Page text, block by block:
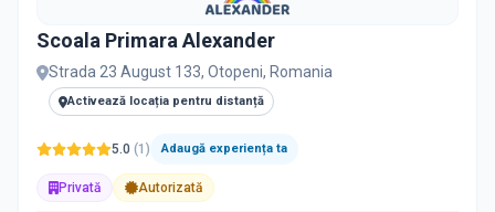
Scoala Primara Alexander
Strada 23 August 133, Otopeni, Romania
Activează locația pentru distanță
5.0 (1 ) Adaugă experiența ta
Privată Autorizată